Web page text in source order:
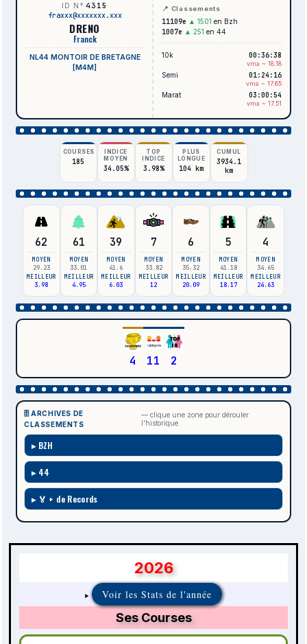
ID N°4315
fraxxx@xxxxxxx.xxx
DRENO
Franck
NL44 MONTOIR DE BRETAGNE
[M4M]
📍 Classements
11109e ▲ 1501 en Bzh
1007e ▲ 251 en 44
10k 00:36:38
vma ~ 18.18
Semi 01:24:16
vma ~ 17.65
Marat 03:00:54
vma ~ 17.51
COURSES
185
INDICE
MOYEN
34.05%
TOP
INDICE
3.98%
PLUS
LONGUE
104 km
CUMUL
3934.1
km
62
MOYEN
29.23
MEILLEUR
3.98
61
MOYEN
33.01
MEILLEUR
4.95
39
MOYEN
41.6
MEILLEUR
6.03
7
MOYEN
33.82
MEILLEUR
12
6
MOYEN
35.32
MEILLEUR
20.09
5
MOYEN
41.18
MEILLEUR
18.17
4
MOYEN
34.65
MEILLEUR
24.63
4 11 2
🗄️ ARCHIVES DE
CLASSEMENTS
— clique une zone pour dérouler
l'historique
BZH
44
🏅 + de Records
2026
Voir les Stats de l'année
Ses Courses